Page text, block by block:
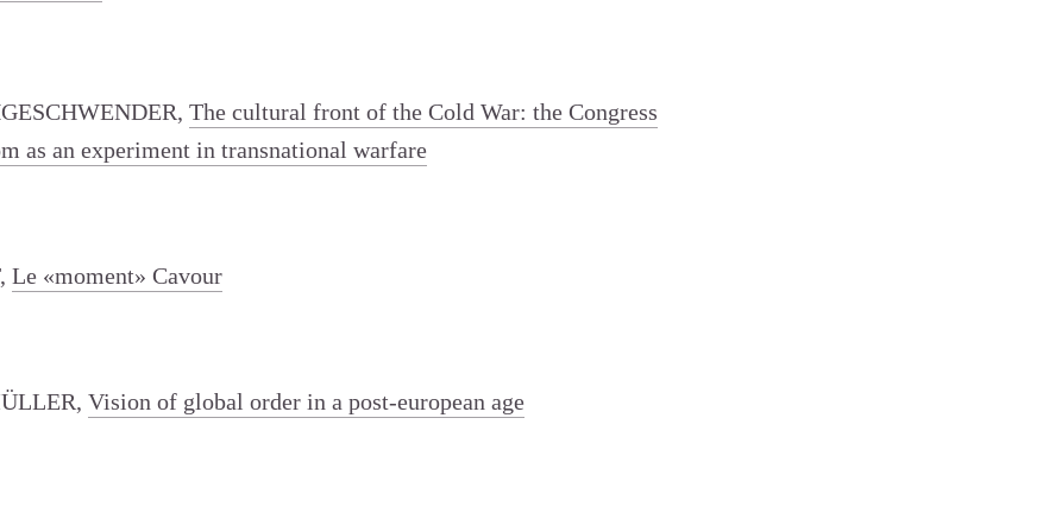
The cultural front of the Cold War: the Congress
as an experiment in transnational warfare
Le «moment» Cavour
Vision of global order in a post-european age